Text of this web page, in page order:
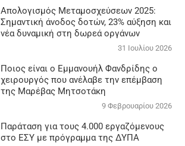
Απολογισμός Μεταμοσχεύσεων 2025:
Σημαντική άνοδος δοτών, 23% αύξηση και
νέα δυναμική στη δωρεά οργάνων
31 Ιουλίου 2026
Ποιος είναι ο Εμμανουήλ Φανδρίδης ο
χειρουργός που ανέλαβε την επέμβαση
της Μαρέβας Μητσοτάκη
9 Φεβρουαρίου 2026
Παράταση για τους 4.000 εργαζόμενους
στο ΕΣΥ με πρόγραμμα της ΔΥΠΑ